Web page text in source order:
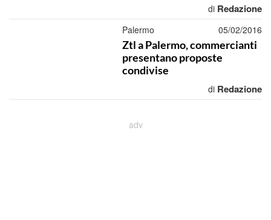
di Redazione
Palermo 05/02/2016
Ztl a Palermo, commercianti
presentano proposte
condivise
di Redazione